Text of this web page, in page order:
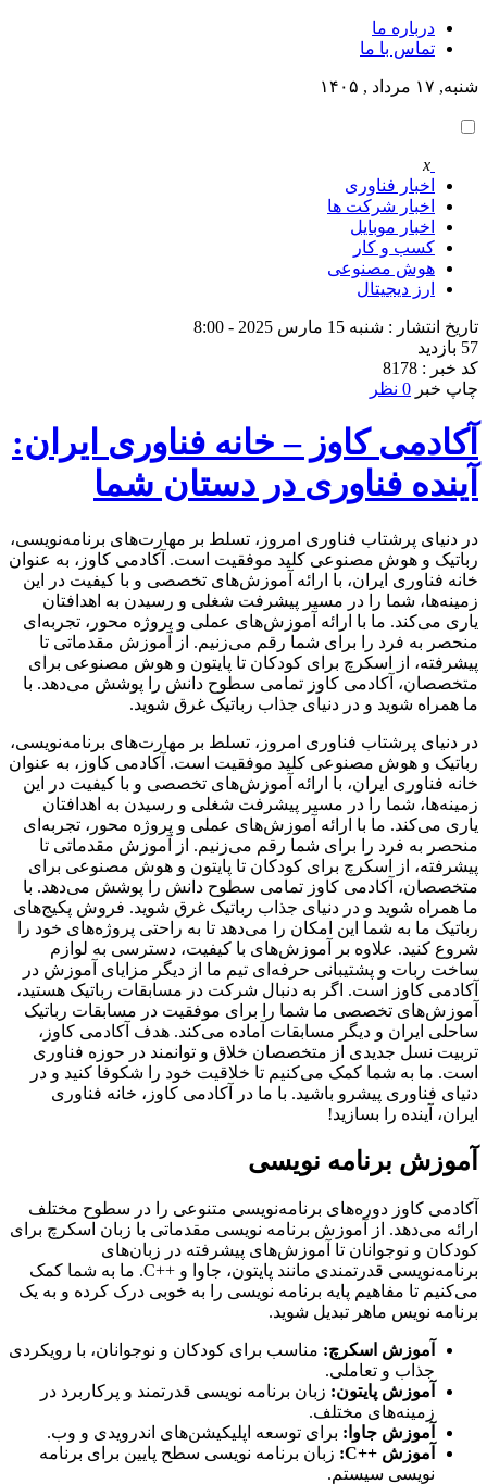
درباره ما
تماس با ما
شنبه, ۱۷ مرداد , ۱۴۰۵
x
اخبار فناوری
اخبار شرکت ها
اخبار موبایل
کسب و کار
هوش مصنوعی
ارز دیجیتال
تاریخ انتشار : شنبه 15 مارس 2025 - 8:00
57 بازدید
کد خبر : 8178
چاپ خبر 0 نظر
آکادمی کاوز – خانه فناوری ایران:
آینده فناوری در دستان شما
در دنیای پرشتاب فناوری امروز، تسلط بر مهارت‌های برنامه‌نویسی،
رباتیک و هوش مصنوعی کلید موفقیت است. آکادمی کاوز، به عنوان
خانه فناوری ایران، با ارائه آموزش‌های تخصصی و با کیفیت در این
زمینه‌ها، شما را در مسیر پیشرفت شغلی و رسیدن به اهدافتان
یاری می‌کند. ما با ارائه آموزش‌های عملی و پروژه محور، تجربه‌ای
منحصر به فرد را برای شما رقم می‌زنیم. از آموزش مقدماتی تا
پیشرفته، از اسکرچ برای کودکان تا پایتون و هوش مصنوعی برای
متخصصان، آکادمی کاوز تمامی سطوح دانش را پوشش می‌دهد. با
ما همراه شوید و در دنیای جذاب رباتیک غرق شوید.
در دنیای پرشتاب فناوری امروز، تسلط بر مهارت‌های برنامه‌نویسی،
رباتیک و هوش مصنوعی کلید موفقیت است. آکادمی کاوز، به عنوان
خانه فناوری ایران، با ارائه آموزش‌های تخصصی و با کیفیت در این
زمینه‌ها، شما را در مسیر پیشرفت شغلی و رسیدن به اهدافتان
یاری می‌کند. ما با ارائه آموزش‌های عملی و پروژه محور، تجربه‌ای
منحصر به فرد را برای شما رقم می‌زنیم. از آموزش مقدماتی تا
پیشرفته، از اسکرچ برای کودکان تا پایتون و هوش مصنوعی برای
متخصصان، آکادمی کاوز تمامی سطوح دانش را پوشش می‌دهد. با
ما همراه شوید و در دنیای جذاب رباتیک غرق شوید. فروش پکیج‌های
رباتیک ما به شما این امکان را می‌دهد تا به راحتی پروژه‌های خود را
شروع کنید. علاوه بر آموزش‌های با کیفیت، دسترسی به لوازم
ساخت ربات و پشتیبانی حرفه‌ای تیم ما از دیگر مزایای آموزش در
آکادمی کاوز است. اگر به دنبال شرکت در مسابقات رباتیک هستید،
آموزش‌های تخصصی ما شما را برای موفقیت در مسابقات رباتیک
ساحلی ایران و دیگر مسابقات آماده می‌کند. هدف آکادمی کاوز،
تربیت نسل جدیدی از متخصصان خلاق و توانمند در حوزه فناوری
است. ما به شما کمک می‌کنیم تا خلاقیت خود را شکوفا کنید و در
دنیای فناوری پیشرو باشید. با ما در آکادمی کاوز، خانه فناوری
ایران، آینده را بسازید!
آموزش برنامه نویسی
آکادمی کاوز دوره‌های برنامه‌نویسی متنوعی را در سطوح مختلف
ارائه می‌دهد. از آموزش برنامه نویسی مقدماتی با زبان اسکرچ برای
کودکان و نوجوانان تا آموزش‌های پیشرفته در زبان‌های
برنامه‌نویسی قدرتمندی مانند پایتون، جاوا و ++C. ما به شما کمک
می‌کنیم تا مفاهیم پایه برنامه نویسی را به خوبی درک کرده و به یک
برنامه نویس ماهر تبدیل شوید.
آموزش اسکرچ: مناسب برای کودکان و نوجوانان، با رویکردی
جذاب و تعاملی.
آموزش پایتون: زبان برنامه نویسی قدرتمند و پرکاربرد در
زمینه‌های مختلف.
آموزش جاوا: برای توسعه اپلیکیشن‌های اندرویدی و وب.
آموزش ++C:
زبان برنامه نویسی سطح پایین برای برنامه
نویسی سیستم.